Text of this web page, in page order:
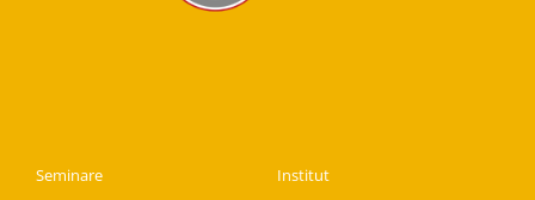
Seminare Institut